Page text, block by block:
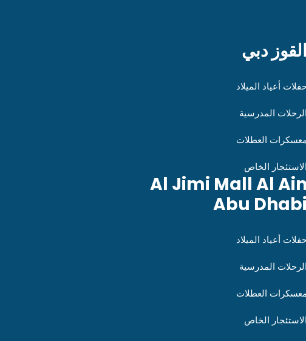
القوز دبي
أعياد الميلاد
الرحلات المدرسية
معسكرات العطلات
الاستئجار الخاص
Al Jimi Mall Al Ain
Abu Dhabi
أعياد الميلاد
الرحلات المدرسية
معسكرات العطلات
الاستئجار الخاص